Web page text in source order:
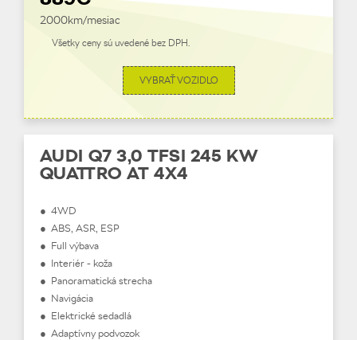
2000km/mesiac
Všetky ceny sú uvedené bez DPH.
VYBRAŤ VOZIDLO
AUDI Q7 3,0 TFSI 245 KW
QUATTRO AT 4X4
● 4WD
● ABS, ASR, ESP
● Full výbava
● Interiér - koža
● Panoramatická strecha
● Navigácia
● Elektrické sedadlá
● Adaptívny podvozok